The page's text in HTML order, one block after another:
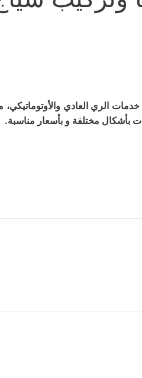
الري العادي
بأشكال مختلفة و بأسعار مناسبة.